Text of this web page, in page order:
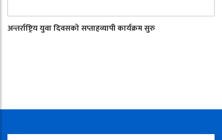
अन्तर्राष्ट्रिय युवा दिवसको सप्ताहव्यापी कार्यक्रम सुरु